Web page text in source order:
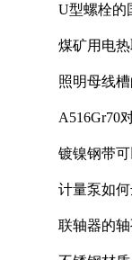
U型螺栓的
煤矿用电
照明母线
A516Gr70
镀镍钢带
计量泵如
联轴器的